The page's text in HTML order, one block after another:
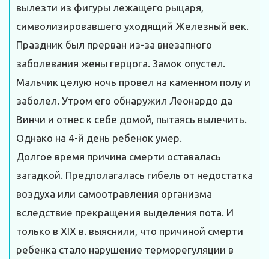
вылезти из фигуры лежащего рыцаря,
символизировавшего уходящий Железный век.
Праздник был прерван из-за внезапного
заболевания жены герцога. Замок опустел.
Мальчик целую ночь провел на каменном полу и
заболел. Утром его обнаружил Леонардо да
Винчи и отнес к себе домой, пытаясь вылечить.
Однако на 4-й день ребенок умер.
Долгое время причина смерти оставалась
загадкой. Предполагалась гибель от недостатка
воздуха или самоотравления организма
вследствие прекращения выделения пота. И
только в XIX в. выяснили, что причиной смерти
ребенка стало нарушение терморегуляции в